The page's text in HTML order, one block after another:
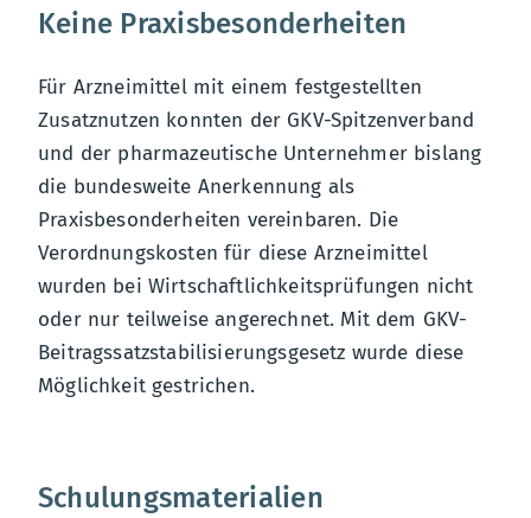
Keine Praxisbesonderheiten
Für Arzneimittel mit einem festgestellten
Zusatznutzen konnten der GKV-Spitzenverband
und der pharmazeutische Unternehmer bislang
die bundesweite Anerkennung als
Praxisbesonderheiten vereinbaren. Die
Verordnungskosten für diese Arzneimittel
wurden bei Wirtschaftlichkeitsprüfungen nicht
oder nur teilweise angerechnet. Mit dem GKV-
Beitragssatzstabilisierungsgesetz wurde diese
Möglichkeit gestrichen.
Schulungsmaterialien